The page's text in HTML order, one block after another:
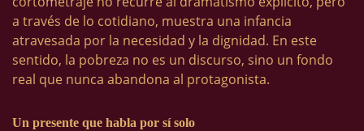
a través de lo cotidiano, muestra una infancia
atravesada por la necesidad y la dignidad. En este
sentido, la pobreza no es un discurso, sino un fondo
real que nunca abandona al protagonista.
Un presente que habla por sí solo